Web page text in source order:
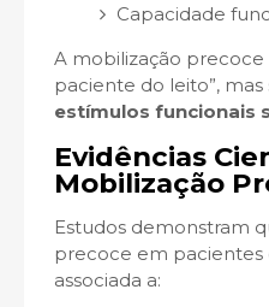
Capacidade
A mobilização precoce
paciente do leito”, mas
estímulos funcionais
Evidências
Mobilização
Estudos demonstram
precoce em pacientes
associada a: